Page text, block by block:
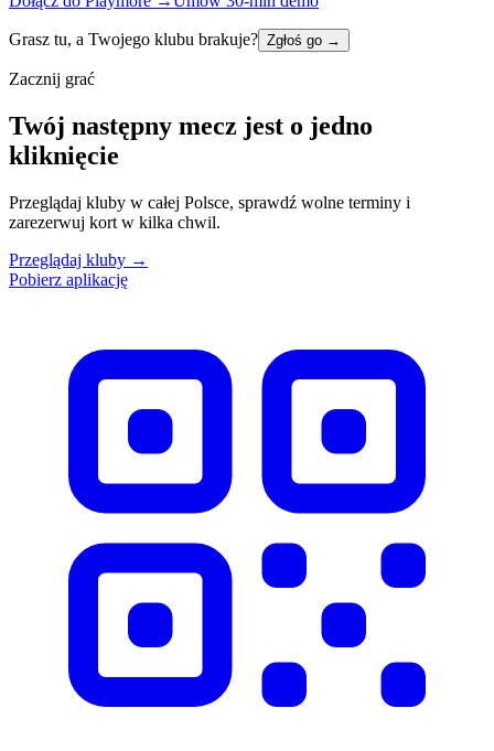
Grasz tu, a Twojego klubu brakuje? Zgłoś go →
Zacznij grać
Twój następny mecz jest o jedno
kliknięcie
Przeglądaj kluby w całej Polsce, sprawdź wolne terminy i
zarezerwuj kort w kilka chwil.
Przeglądaj kluby →
Pobierz aplikację